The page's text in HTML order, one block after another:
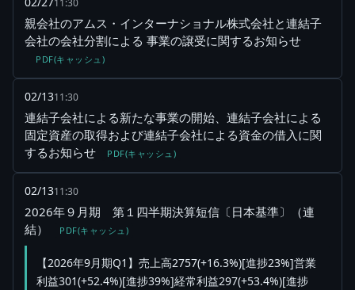
11:30
親会社のアムス・インターナショナル株式会社と連結子
会社の会社分割による 事業の譲受に関するお知らせ
PDF(キャッシュ)
02/1311:30
連結子会社による新たな事業の開始、連結子会社による
固定資産の取得および連結子会社による資金の借入に関
するお知らせ
PDF(キャッシュ)
02/1311:30
2026年９月期 第１四半期決算短信〔日本基準〕（連
結）
PDF(キャッシュ)
【2026年9月期Q1】売上高2757(+16.3%)[進捗23%]営業
利益301(+52.4%)[進捗39%]経常利益297(+53.4%)[進捗